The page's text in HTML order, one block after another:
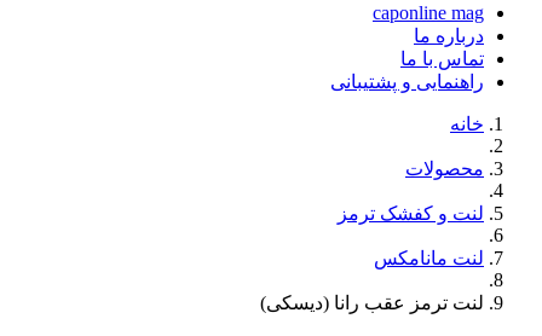
caponline mag
درباره ما
تماس با ما
راهنمایی و پشتیبانی
خانه
محصولات
لنت و کفشک ترمز
لنت مانامکس
لنت ترمز عقب رانا (دیسکی)